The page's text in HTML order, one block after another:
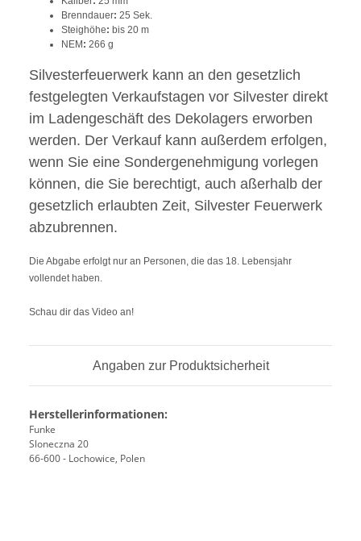
Brenndauer: 25 Sek.
Steighöhe: bis 20 m
NEM : 266 g
Silvesterfeuerwerk kann an den gesetzlich
festgelegten Verkaufstagen vor Silvester direkt
im Ladengeschäft des Dekolagers erworben
werden. Der Verkauf kann außerdem erfolgen,
wenn Sie eine Sondergenehmigung vorlegen
können, die Sie berechtigt, auch aßerhalb der
gesetzlich erlaubten Zeit, Silvester Feuerwerk
abzubrennen.
Die Abgabe erfolgt nur an Personen, die das 18. Lebensjahr
vollendet haben.
Schau dir das Video an!
Angaben zur Produktsicherheit
Herstellerinformationen:
Funke
Sloneczna 20
66-600 - Lochowice, Polen